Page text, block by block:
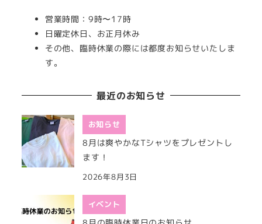
営業時間：9時〜17時
日曜定休日、お正月休み
その他、臨時休業の際には都度お知らせいたしま
す。
最近のお知らせ
お知らせ
8月は爽やかなTシャツをプレゼントし
ます！
2026年8月3日
イベント